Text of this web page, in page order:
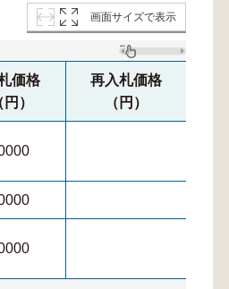
画面サイズで表示
価格
円）
再入札価格
（円）